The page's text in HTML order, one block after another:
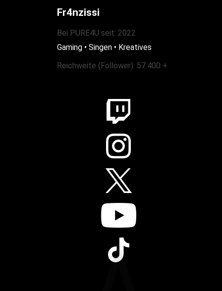
Fr4nzissi
Bei PURE4U seit: 2022
Gaming • Singen • Kreatives
Reichweite (Follower): 57.400 +